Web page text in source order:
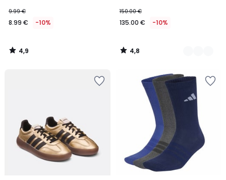
9.99 €
8.99 € -10%
4,9
/
150.00 €
135.00 € -10%
4,8
/